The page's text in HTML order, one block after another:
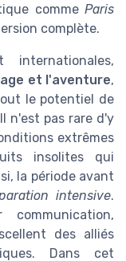
comme Paris
complète.
internationales,
et l'aventure,
le potentiel de
n'est pas rare d'y
extrêmes
insolites qui
la période avant
intensive.
des alliés
Dans cet